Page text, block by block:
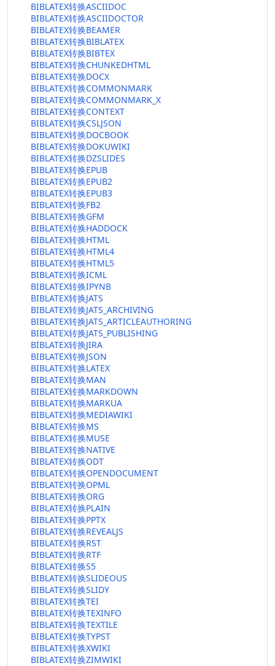
BIBLATEX转换ASCIIDOC
BIBLATEX转换ASCIIDOCTOR
BIBLATEX转换BEAMER
BIBLATEX转换BIBLATEX
BIBLATEX转换BIBTEX
BIBLATEX转换CHUNKEDHTML
BIBLATEX转换DOCX
BIBLATEX转换COMMONMARK
BIBLATEX转换COMMONMARK_X
BIBLATEX转换CONTEXT
BIBLATEX转换CSLJSON
BIBLATEX转换DOCBOOK
BIBLATEX转换DOKUWIKI
BIBLATEX转换DZSLIDES
BIBLATEX转换EPUB
BIBLATEX转换EPUB2
BIBLATEX转换EPUB3
BIBLATEX转换FB2
BIBLATEX转换GFM
BIBLATEX转换HADDOCK
BIBLATEX转换HTML
BIBLATEX转换HTML4
BIBLATEX转换HTML5
BIBLATEX转换ICML
BIBLATEX转换IPYNB
BIBLATEX转换JATS
BIBLATEX转换JATS_ARCHIVING
BIBLATEX转换JATS_ARTICLEAUTHORING
BIBLATEX转换JATS_PUBLISHING
BIBLATEX转换JIRA
BIBLATEX转换JSON
BIBLATEX转换LATEX
BIBLATEX转换MAN
BIBLATEX转换MARKDOWN
BIBLATEX转换MARKUA
BIBLATEX转换MEDIAWIKI
BIBLATEX转换MS
BIBLATEX转换MUSE
BIBLATEX转换NATIVE
BIBLATEX转换ODT
BIBLATEX转换OPENDOCUMENT
BIBLATEX转换OPML
BIBLATEX转换ORG
BIBLATEX转换PLAIN
BIBLATEX转换PPTX
BIBLATEX转换REVEALJS
BIBLATEX转换RST
BIBLATEX转换RTF
BIBLATEX转换S5
BIBLATEX转换SLIDEOUS
BIBLATEX转换SLIDY
BIBLATEX转换TEI
BIBLATEX转换TEXINFO
BIBLATEX转换TEXTILE
BIBLATEX转换TYPST
BIBLATEX转换XWIKI
BIBLATEX转换ZIMWIKI